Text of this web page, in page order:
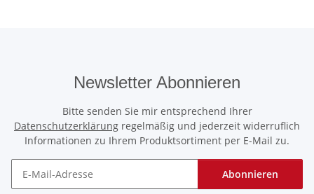
Newsletter Abonnieren
Bitte senden Sie mir entsprechend Ihrer
Datenschutzerklärung regelmäßig und jederzeit widerruflich
Informationen zu Ihrem Produktsortiment per E-Mail zu.
Abonnieren